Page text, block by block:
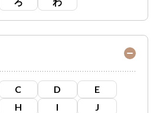
C D
E
H I
J